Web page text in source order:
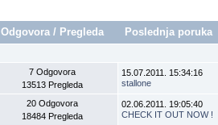
Odgovora/ Pregleda Poslednja poruka
7 Odgovora
13513 Pregleda
15.07.2011. 15:34:16
stallone
20 Odgovora
18484 Pregleda
02.06.2011. 19:05:40
CHECK IT OUT NOW !